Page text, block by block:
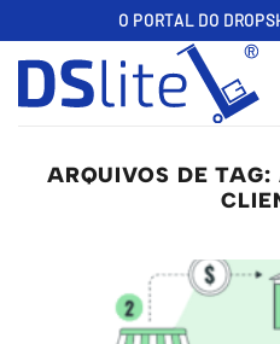
to
content
O PORTAL DO
ARQUIVOS DE TAG: